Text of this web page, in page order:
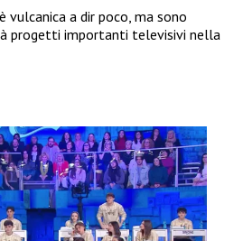
vulcanica a dir poco, ma sono
progetti importanti televisivi nella